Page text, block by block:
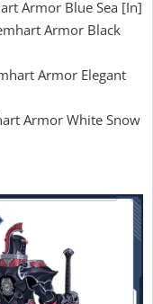
Armor Blue Sea [In]
Armor Black
Armor Elegant
Armor White Snow